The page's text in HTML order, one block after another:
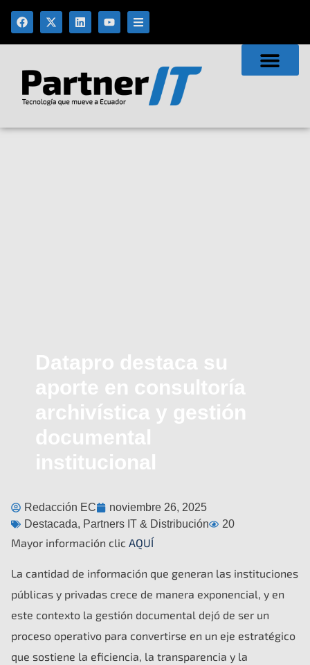
Datapro destaca su
aporte en consultoría
archivística y gestión
documental
institucional
Redacción EC
noviembre 26, 2025
Destacada, Partners IT & Distribución 20
Mayor información clic AQUÍ
La cantidad de información que generan las instituciones
públicas y privadas crece de manera exponencial, y en
este contexto la gestión documental dejó de ser un
proceso operativo para convertirse en un eje estratégico
que sostiene la eficiencia, la transparencia y la